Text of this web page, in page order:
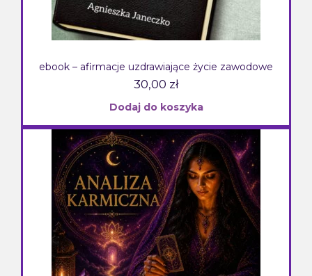
ebook – afirmacje uzdrawiające życie zawodowe
30,00 zł
Dodaj do koszyka